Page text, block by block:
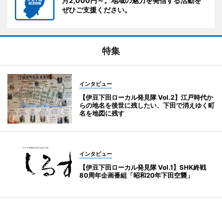
ぜひご支援ください。
特集
インタビュー
【伊豆下田ローカル発見隊 Vol.2】江戸時代か
らの地名を後世に残したい、下田で消えゆく町
名を地図に残す
インタビュー
【伊豆下田ローカル発見隊 Vol.1】SHK終戦
80周年企画番組「昭和20年下田空襲」